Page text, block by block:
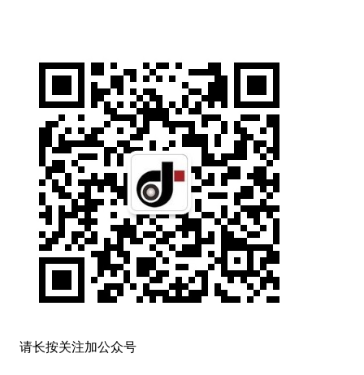
请长按关注加公众号